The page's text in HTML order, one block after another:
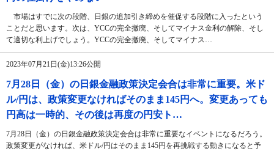
市場はすでに次の段階、日銀の追加引き締めを催促する段階に入ったという
ことだと思います。次は、YCCの完全撤廃、そしてマイナス金利の解除、そし
て適切な利上げでしょう。YCCの完全撤廃、そしてマイナス…
2023年07月21日(金)13:26公開
7月28日（金）の日銀金融政策決定会合は非常に重要。米ド
ル/円は、政策変更なければそのまま145円へ。変更あっても
円高は一時的、その後は再度の円安ト…
7月28日（金）の日銀金融政策決定会合は非常に重要なイベントになるだろう。
政策変更がなければ、米ドル/円はそのまま145円を再挑戦する動きになると予